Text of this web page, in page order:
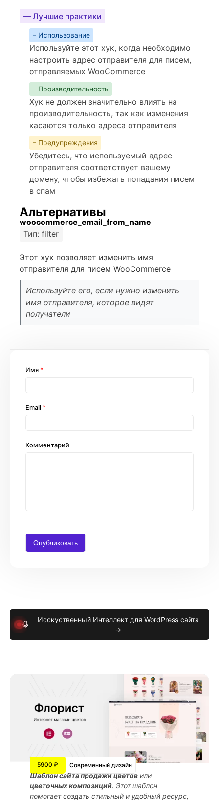
— Лучшие практики
– Использование
Используйте этот хук, когда необходимо
настроить адрес отправителя для писем,
отправляемых WooCommerce
– Производительность
Хук не должен значительно влиять на
производительность, так как изменения
касаются только адреса отправителя
– Предупреждения
Убедитесь, что используемый адрес
отправителя соответствует вашему
домену, чтобы избежать попадания писем
в спам
Альтернативы
woocommerce_email_from_name
Тип: filter
Этот хук позволяет изменить имя
отправителя для писем WooCommerce
Используйте его, если нужно изменить
имя отправителя, которое видят
получатели
Комментарий
Имя *
Email *
Исскуственный Интеллект для WordPress сайта
→
5900 ₽ Современный дизайн
Шаблон сайта продажи цветов или
цветочных композиций. Этот шаблон
помогает создать стильный и удобный ресурс,